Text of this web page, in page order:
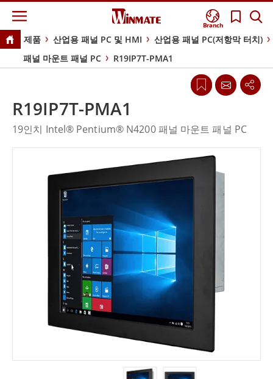
Branch
제품 산업용 패널 PC 및 HMI
산업용 패널 PC(저항막 터치)
패널 마운트 패널 PC
R19IP7T-PMA1
R19IP7T-PMA1
19인치 Intel® Pentium® N4200 패널 마운트 패널 PC